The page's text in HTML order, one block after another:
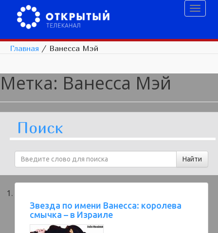
Главная / Ванесса Мэй
Метка: Ванесса Мэй
Поиск
Звезда по имени Ванесса: королева
смычка – в Израиле